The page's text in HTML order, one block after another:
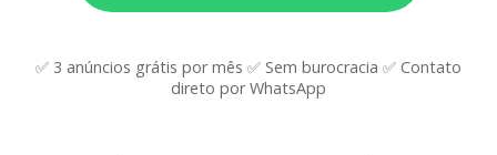
✅ 3 anúncios grátis por mês ✅ Sem burocracia ✅ Contato
direto por WhatsApp